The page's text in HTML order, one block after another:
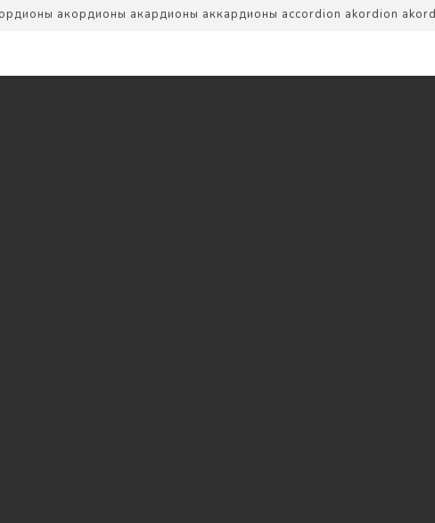
акордионы акардионы аккардионы accordion akordion